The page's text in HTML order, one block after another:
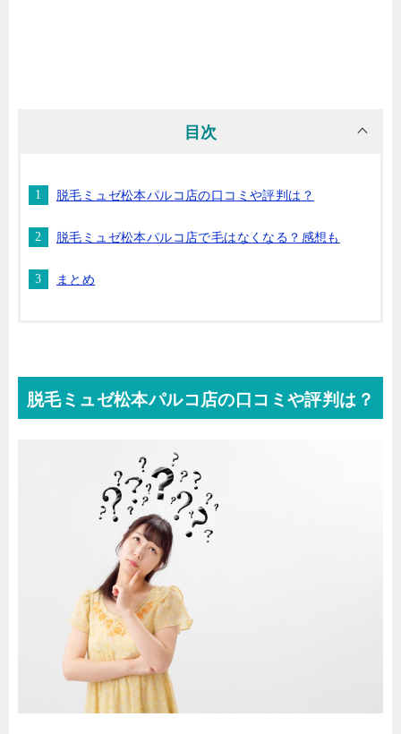
目次
脱毛ミュゼ松本パルコ店の口コミや評判は？
脱毛ミュゼ松本パルコ店で毛はなくなる？感想も
まとめ
脱毛ミュゼ松本パルコ店の口コミや評判は？